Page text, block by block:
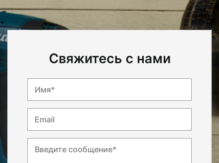
Свяжитесь с нами
Имя*
Email
Введите сообщение*